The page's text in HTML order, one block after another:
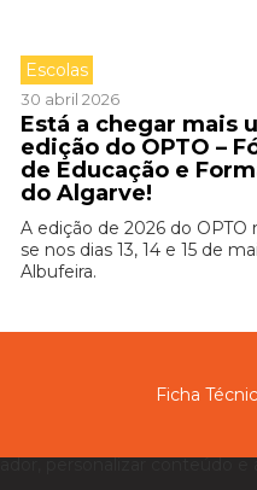
Escolas
30 abril 2026
Está a chegar mais
edição do OPTO –
de Educação e
do Algarve!
A edição de 2026 do OPTO
se nos dias 13, 14 e 15 de
Albufeira.
Ficha
personalizar conteúdo